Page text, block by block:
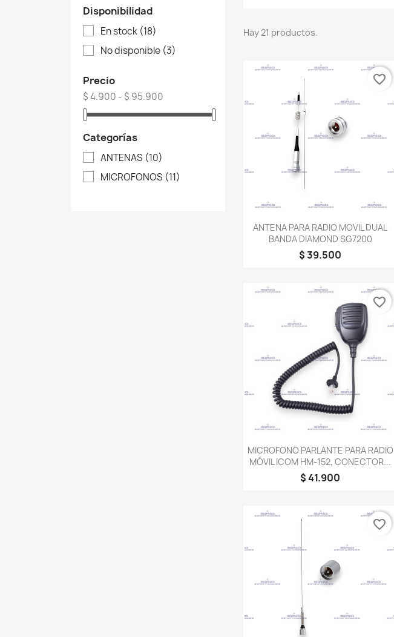
Disponibilidad
En stock (18)
No disponible (3)
Precio
$ 4.900 - $ 95.900
Categorías
ANTENAS (10)
MICROFONOS (11)
Hay 21 productos.
Vista rápida
ANTENA PARA RADIO MOVIL DUAL
BANDA DIAMOND SG7200
$ 39.500
favorite_border
Vista rápida
MICROFONO PARLANTE PARA RADIO
MÓVIL ICOM HM-152, CONECTOR...
$ 41.900
favorite_border
favorite_border